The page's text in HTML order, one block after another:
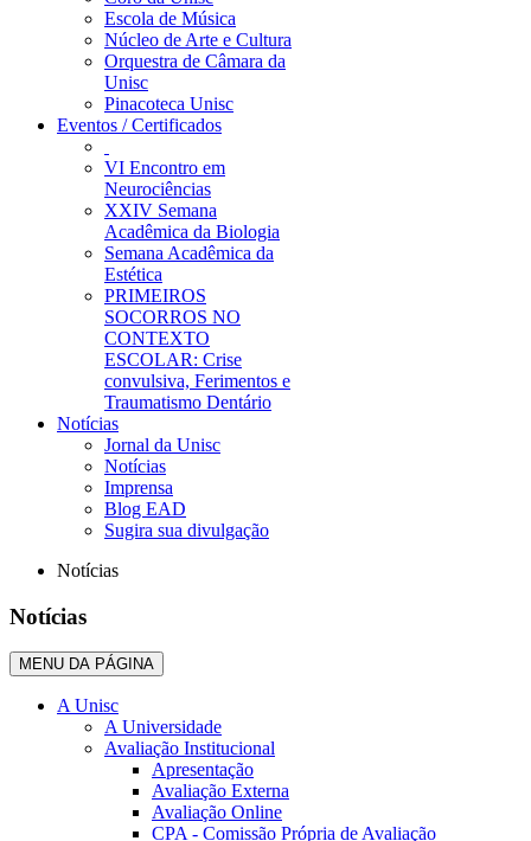
Escola de Música
Núcleo de Arte e Cultura
Orquestra de Câmara da
Unisc
Pinacoteca Unisc
Eventos / Certificados
VI Encontro em
Neurociências
XXIV Semana
Acadêmica da Biologia
Semana Acadêmica da
Estética
PRIMEIROS
SOCORROS NO
CONTEXTO
ESCOLAR: Crise
convulsiva, Ferimentos e
Traumatismo Dentário
Notícias
Jornal da Unisc
Notícias
Imprensa
Blog EAD
Sugira sua divulgação
Notícias
Notícias
MENU DA PÁGINA
A Unisc
A Universidade
Avaliação Institucional
Apresentação
Avaliação Externa
Avaliação Online
CPA - Comissão Própria de Avaliação